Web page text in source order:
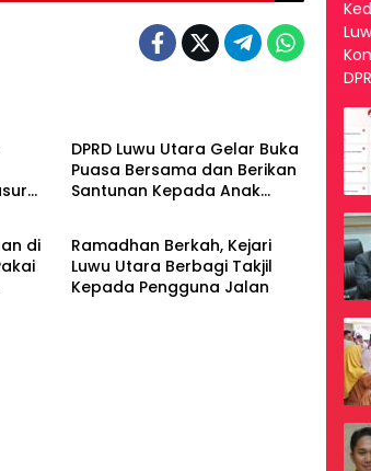
DPRD Luwu Utara Gelar Buka
Puasa Bersama dan Berikan
Santunan Kepada Anak
di
Luwu Utara
Ramadhan Berkah, Kejari
Luwu Utara Berbagi Takjil
Kepada Pengguna Jalan